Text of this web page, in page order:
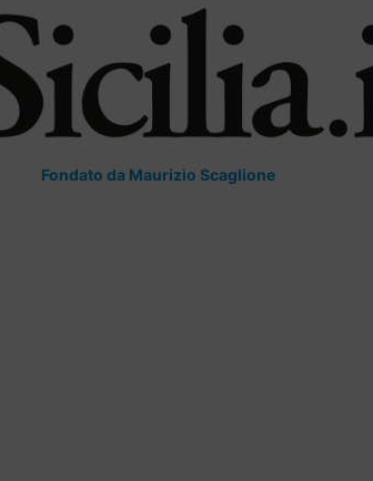
Fondato da Maurizio Scaglione